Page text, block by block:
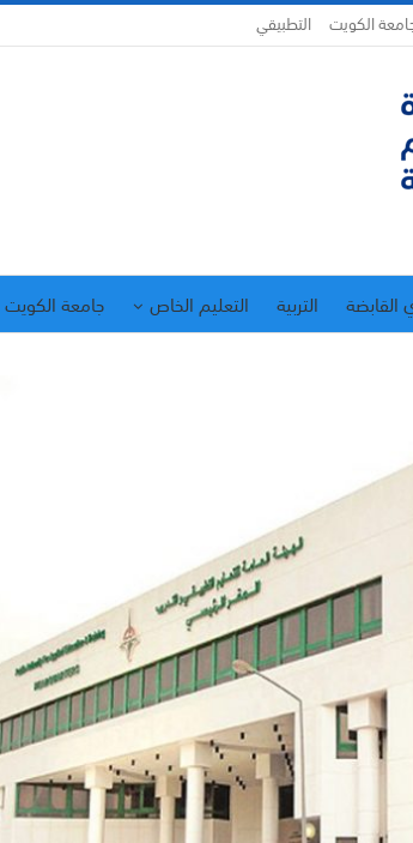
الكويت التطبيقي
التربية التعليم الخاص جامعة الكويت